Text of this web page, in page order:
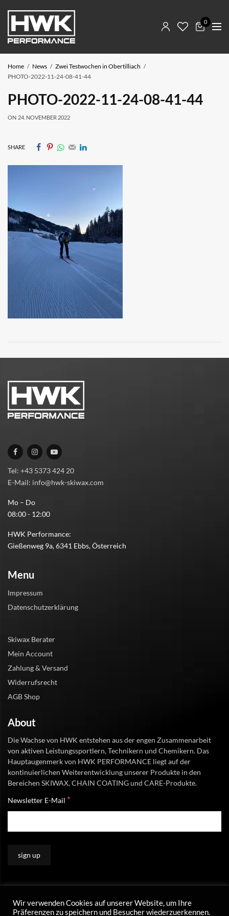
0
Home News
Zwei Testwochen in Obertilliach
PHOTO-2022-11-24-08-41-44
PHOTO-2022-11-24-08-41-44
ON 24. NOVEMBER 2022
SHARE
Tel: +43 5373 424 20
E-Mail: info@hwk-skiwax.com
Mo – Do
08:00 - 12:00
HWK Performance:
Gießenweg 9a, 6341 Ebbs, Österreich
Menu
Impressum
Datenschutzerklärung
Skiwax Berater
Mein Account
Zahlung & Versand
Widerrufsrecht
AGB Shop
About
Die Wachse von HWK entstehen aus der engen Zusammenarbeit
von aktiven Leistungssportlern, Technikern und Chemikern. Das
Hauptaugenmerk von HWK PERFORMANCE liegt auf der
kontinuierlichen Weiterentwicklung unserer Produkte in den
Bereichen SKIWAX, CHAIN COATING und CARE-Produkte.
Newsletter E-Mail *
Wir verwenden Cookies auf unserer Website, um Ihre
Präferenzen zu speichern und Besucher wiederzuerkennen.